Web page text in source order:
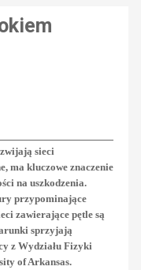
sieci
ma kluczowe znaczenie
na uszkodzenia.
przypominające
zawierające pętle są
sprzyjają
z Wydziału Fizyki
of Arkansas.